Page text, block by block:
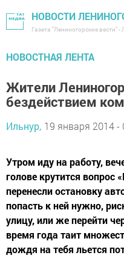
НОВОСТИ
Газета "Лениногорские вести"
НОВОСТНАЯ ЛЕНТА
Жители
бездействием
Ильнур, 19 января 2014 -
Утром иду на работу,
голове крутится вопрос
перенесли остановку
попасть к ней нужно,
улицу, или же перейти
время года таит
дождя на тебя льется